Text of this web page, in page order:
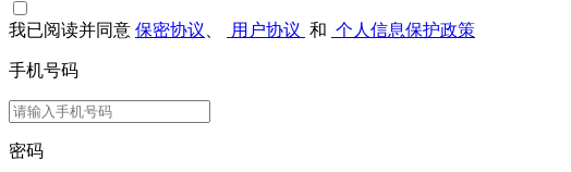
我已阅读并同意 保密协议 用户协议 和 个人信息保护政策
手机号码
密码